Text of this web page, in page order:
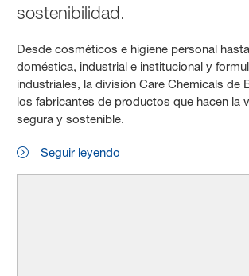
sostenibilidad.
Desde cosméticos e higiene personal
doméstica, industrial e institucional y
industriales, la división Care Chemicals de
los fabricantes de productos que hacen la
segura y sostenible.
Seguir leyendo